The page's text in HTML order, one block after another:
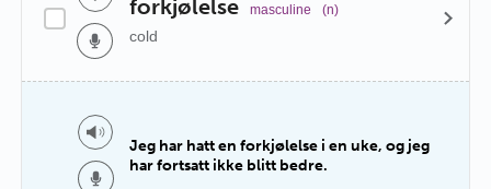
forkjølelse masculine (n)
cold
Jeg har hatt en forkjølelse i en uke, og jeg
har fortsatt ikke blitt bedre.